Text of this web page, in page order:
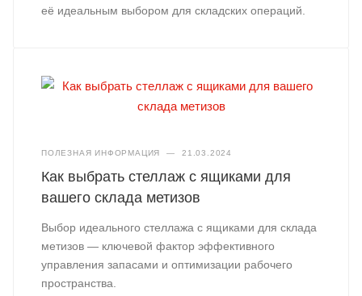
её идеальным выбором для складских операций.
ПОЛЕЗНАЯ ИНФОРМАЦИЯ — 21.03.2024
Как выбрать стеллаж с ящиками для
вашего склада метизов
Выбор идеального стеллажа с ящиками для склада
метизов — ключевой фактор эффективного
управления запасами и оптимизации рабочего
пространства.